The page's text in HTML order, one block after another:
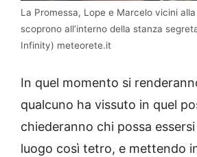
La Promessa, Lope e Marcelo vicini
scoprono all’interno della stanza
Infinity) meteorete.it
In quel momento si
qualcuno ha vissuto in quel
chiederanno chi possa
luogo così tetro, e mettendo